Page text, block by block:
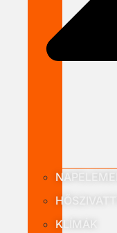
NAPELEMEK
KLÍMÁK